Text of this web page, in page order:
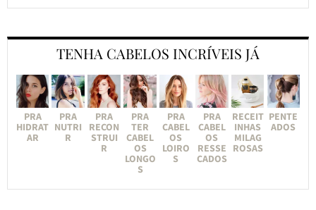
TENHA CABELOS INCRÍVEIS JÁ
PRA
HIDRAT
AR
PRA
NUTRI
R
PRA
RECON
STRUI
R
PRA
TER
CABEL
OS
LONGO
S
PRA
CABEL
OS
LOIRO
S
PRA
CABEL
OS
RESSE
CADOS
RECEIT
INHAS
MILAG
ROSAS
PENTE
ADOS